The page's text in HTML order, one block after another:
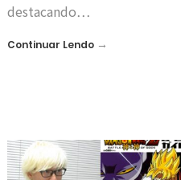
destacando…
Continuar Lendo →